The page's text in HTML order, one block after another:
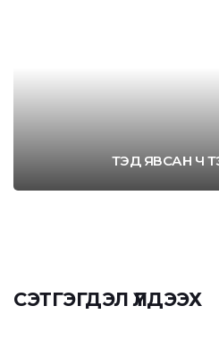
ТЭД ЯВСАН Ч
СЭТГЭГДЭЛ ҮЛДЭЭХ